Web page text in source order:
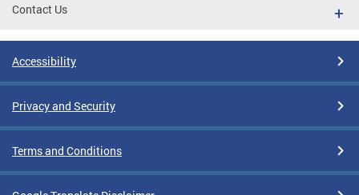
Contact Us
Accessibility
Privacy and Security
Terms and Conditions